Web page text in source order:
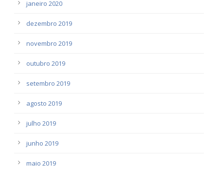
janeiro 2020
dezembro 2019
novembro 2019
outubro 2019
setembro 2019
agosto 2019
julho 2019
junho 2019
maio 2019